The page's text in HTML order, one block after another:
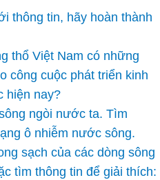
thông tin, hãy hoàn thành
thổ Việt Nam có những
công cuộc phát triển kinh
hiện nay?
ngòi nước ta. Tìm
ô nhiễm nước sông.
sạch của các dòng sông
tìm thông tin để giải thích: